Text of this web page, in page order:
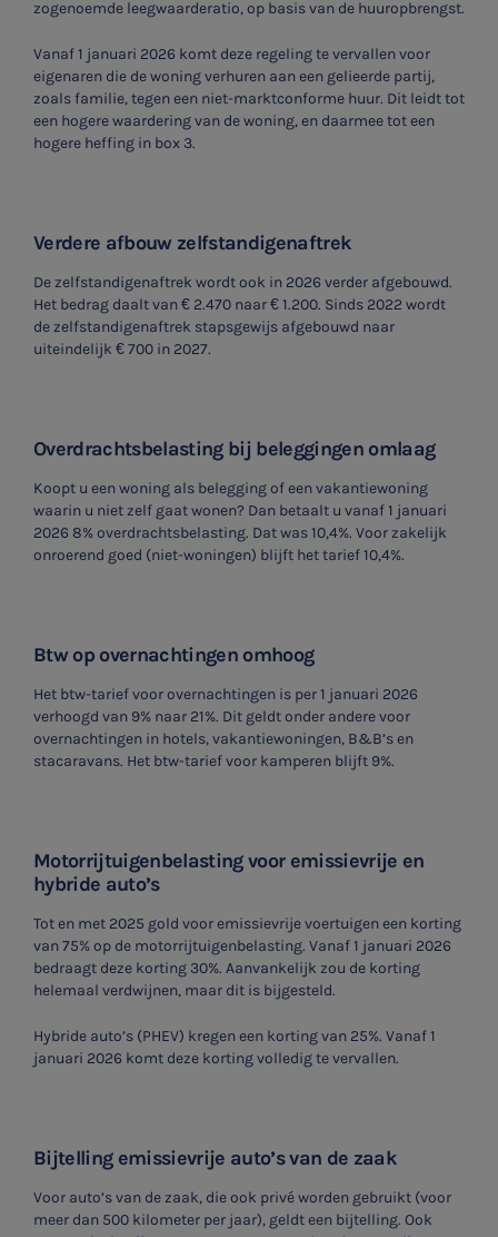
zogenoemde leegwaarderatio, op basis van de huuropbrengst.
Vanaf 1 januari 2026 komt deze regeling te vervallen voor
eigenaren die de woning verhuren aan een gelieerde partij,
zoals familie, tegen een niet-marktconforme huur. Dit leidt tot
een hogere waardering van de woning, en daarmee tot een
hogere heffing in box 3.
Verdere afbouw zelfstandigenaftrek
De zelfstandigenaftrek wordt ook in 2026 verder afgebouwd.
Het bedrag daalt van € 2.470 naar € 1.200. Sinds 2022 wordt
de zelfstandigenaftrek stapsgewijs afgebouwd naar
uiteindelijk € 700 in 2027.
Overdrachtsbelasting bij beleggingen omlaag
Koopt u een woning als belegging of een vakantiewoning
waarin u niet zelf gaat wonen? Dan betaalt u vanaf 1 januari
2026 8% overdrachtsbelasting. Dat was 10,4%. Voor zakelijk
onroerend goed (niet-woningen) blijft het tarief 10,4%.
Btw op overnachtingen omhoog
Het btw-tarief voor overnachtingen is per 1 januari 2026
verhoogd van 9% naar 21%. Dit geldt onder andere voor
overnachtingen in hotels, vakantiewoningen, B&B’s en
stacaravans. Het btw-tarief voor kamperen blijft 9%.
Motorrijtuigenbelasting voor emissievrije en
hybride auto’s
Tot en met 2025 gold voor emissievrije voertuigen een korting
van 75% op de motorrijtuigenbelasting. Vanaf 1 januari 2026
bedraagt deze korting 30%. Aanvankelijk zou de korting
helemaal verdwijnen, maar dit is bijgesteld.
Hybride auto’s (PHEV) kregen een korting van 25%. Vanaf 1
januari 2026 komt deze korting volledig te vervallen.
Bijtelling emissievrije auto’s van de zaak
Voor auto’s van de zaak, die ook privé worden gebruikt (voor
meer dan 500 kilometer per jaar), geldt een bijtelling. Ook